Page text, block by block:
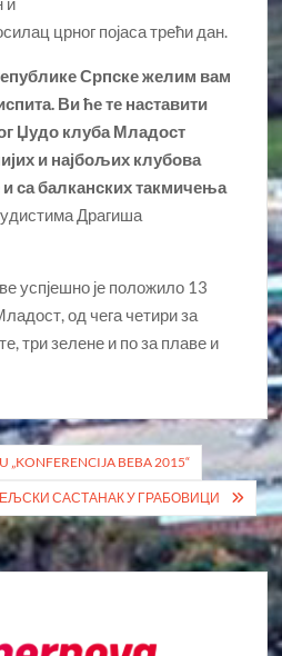
црног појаса трећи дан.
Српске желим вам
Ви ће те наставити
Џудо клуба Младост
и најбољих клубова
са балканских такмичења
Драгиша
успјешно је положило 13
од чега четири за
три зелене и по за плаве и
„KONFERENCIJA BEBA 2015“
САСТАНАК У ГРАБОВИЦИ